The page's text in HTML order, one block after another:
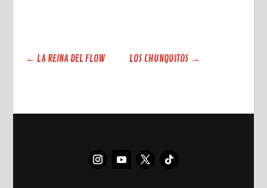
← LA REINA DEL FLOW LOS CHUNQUITOS →